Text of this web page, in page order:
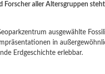
Forscher aller Altersgruppen
ausgewählte
in
Erdgeschichte erlebbar.